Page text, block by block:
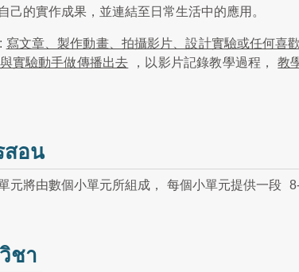
己的實作成果，並連結至日常生活中的應用。
寫文章、製作動畫、拍攝影片、設計實驗或任何喜
實驗動手做傳播出去
，以影片記錄教學過程， 教
สอน
元將由數個小單元所組成， 每個小單元提供一段
ชา